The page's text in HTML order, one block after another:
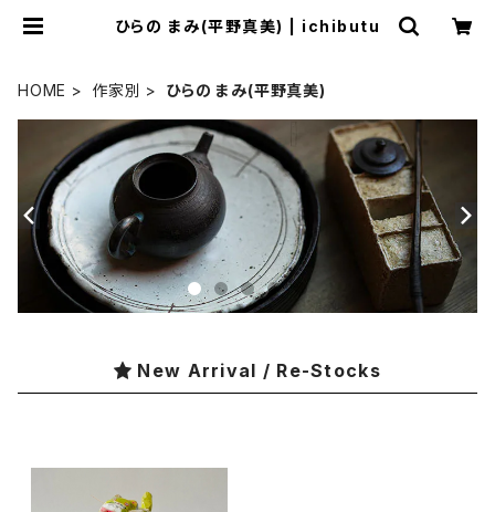
ひらの まみ(平野真美) | ichibutu
HOME 作家別 ひらの まみ(平野真美)
New Arrival / Re-Stocks